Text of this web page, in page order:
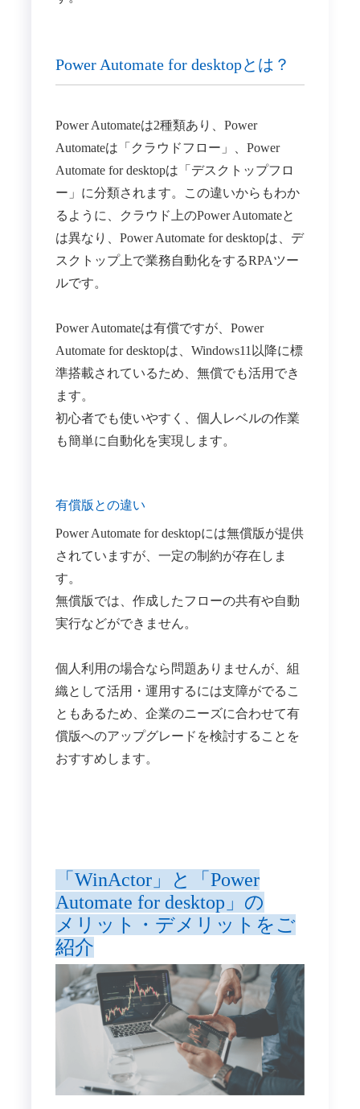
Power Automate for desktopとは？
Power Automateは2種類あり、Power
Automateは「クラウドフロー」、Power
Automate for desktopは「デスクトップフロ
ー」に分類されます。この違いからもわか
るように、クラウド上のPower Automateと
は異なり、Power Automate for desktopは、デ
スクトップ上で業務自動化をするRPAツー
ルです。
Power Automateは有償ですが、Power
Automate for desktopは、Windows11以降に標
準搭載されているため、無償でも活用でき
ます。
初心者でも使いやすく、個人レベルの作業
も簡単に自動化を実現します。
有償版との違い
Power Automate for desktopには無償版が提供
されていますが、一定の制約が存在しま
す。
無償版では、作成したフローの共有や自動
実行などができません。
個人利用の場合なら問題ありませんが、組
織として活用・運用するには支障がでるこ
ともあるため、企業のニーズに合わせて有
償版へのアップグレードを検討することを
おすすめします。
「WinActor」と「Power
Automate for desktop」の
メリット・デメリットをご
紹介